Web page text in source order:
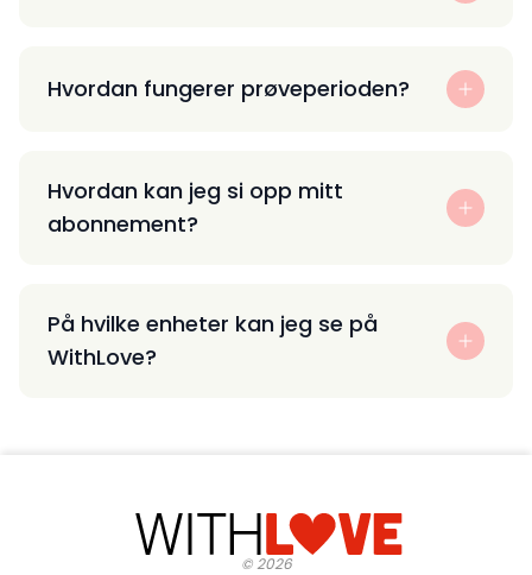
Hvordan fungerer prøveperioden?
Hvordan kan jeg si opp mitt
abonnement?
På hvilke enheter kan jeg se på
WithLove?
©2026